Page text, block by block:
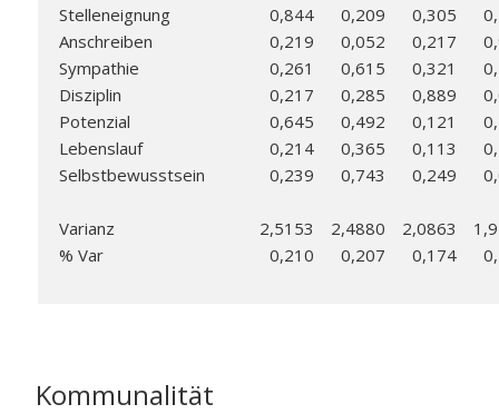
Stelleneignung
0,844 0,209 0,305
Anschreiben
0,219 0,052 0,217
Sympathie
0,261 0,615 0,321
Disziplin
0,217 0,285 0,889
Potenzial
0,645 0,492 0,121
Lebenslauf
0,214 0,365 0,113
Selbstbewusstsein
0,239 0,743 0,249
Varianz 2,5153 2,4880 2,0863
% Var
0,210 0,207 0,174
Kommunalität